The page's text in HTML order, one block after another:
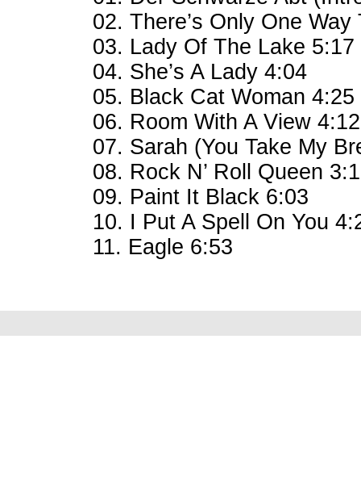
02. There’s Only One
03. Lady Of The Lake 5:17
04. She’s A Lady 4:04
05. Black Cat Woman 4:25
06. Room With A View 4:12
07. Sarah (You Take My
08. Rock N’ Roll Queen
09. Paint It Black 6:03
10. I Put A Spell On You
11. Eagle 6:53